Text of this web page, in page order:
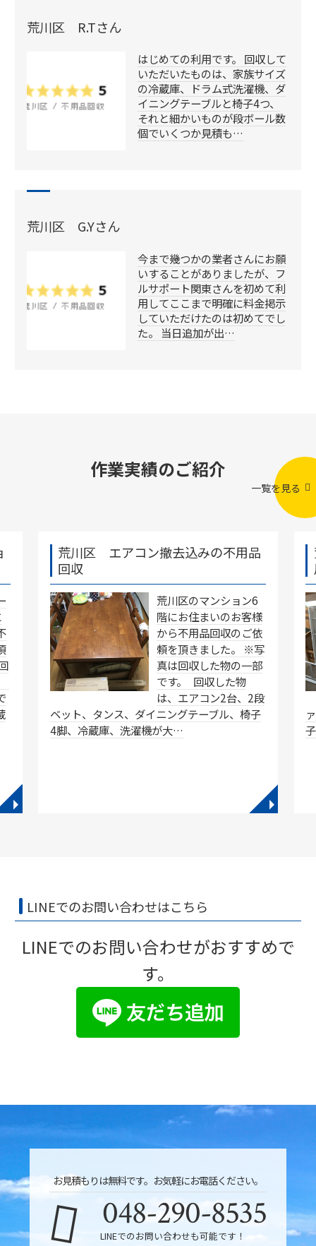
荒川区 R.Tさん
はじめての利用です。 回収して
いただいたものは、家族サイズ
の冷蔵庫、ドラム式洗濯機、ダ
イニングテーブルと椅子4つ、
それと細かいものが段ボール数
個でいくつか見積も…
荒川区 G.Yさん
今まで幾つかの業者さんにお願
いすることがありましたが、フ
ルサポート関東さんを初めて利
用してここまで明確に料金掲示
していただけたのは初めてでし
た。 当日追加が出…
作業実績のご紹介
一覧を見る
◥
荒川区 エアコン撤去込みの不用品
回収
荒川区のマンション6
階にお住まいのお客様
から不用品回収のご依
頼を頂きました。 ※写
真は回収した物の一部
です。 回収した物
は、エアコン2台、2段
ベット、タンス、ダイニングテーブル、椅子
4脚、冷蔵庫、洗濯機が大…
◥
LINEでのお問い合わせはこちら
LINEでのお問い合わせがおすすめで
す。
お見積もりは無料です。お気軽にお電話ください。
048-290-8535
LINEでのお問い合わせも可能です！